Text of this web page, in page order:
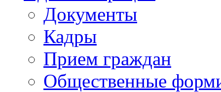
Документы
Кадры
Прием граждан
Общественные